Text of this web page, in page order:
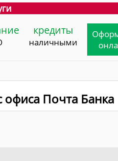
кредиты
наличными
Почта Банка